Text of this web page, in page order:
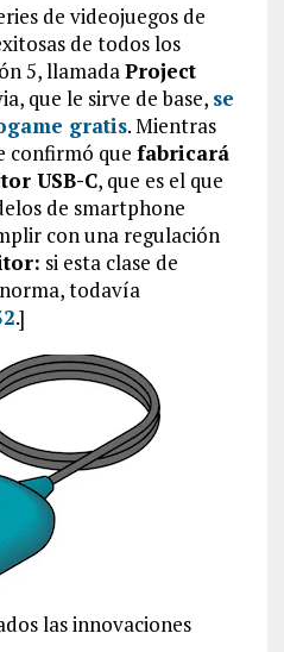
de videojuegos de
de todos los
5, llamada Project
que le sirve de base, se
gratis. Mientras
confirmó que fabricará
USB-C, que es el que
de smartphone
con una regulación
si esta clase de
todavía
.]
las innovaciones